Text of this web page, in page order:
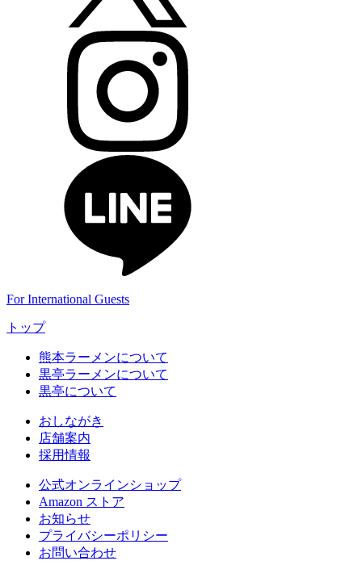
For International Guests
トップ
熊本ラーメンについて
黒亭ラーメンについて
黒亭について
おしながき
店舗案内
採用情報
公式オンラインショップ
Amazon ストア
お知らせ
プライバシーポリシー
お問い合わせ